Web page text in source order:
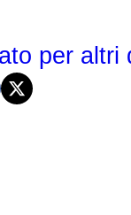
per altri